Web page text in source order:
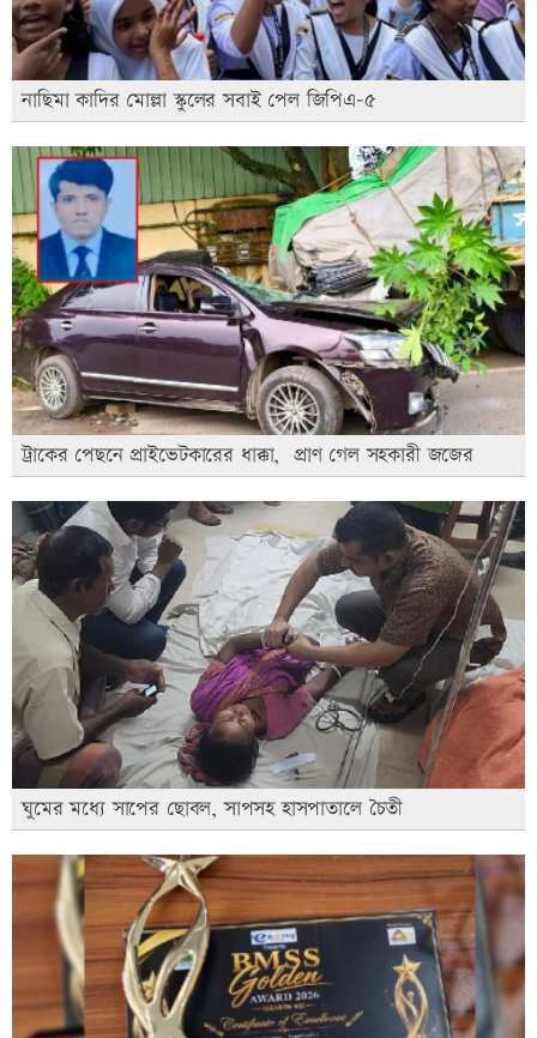
নাছিমা কাদির মোল্লা স্কুলের সবাই পেল জিপিএ-৫
ট্রাকের পেছনে প্রাইভেটকারের ধাক্কা, প্রাণ গেল সহকারী জজের
ঘুমের মধ্যে সাপের ছোবল, সাপসহ হাসপাতালে চৈতী